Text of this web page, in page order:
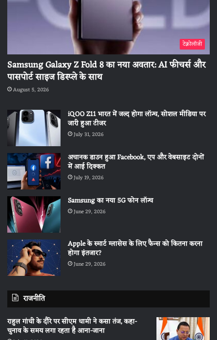
टेक्नोलॉजी
Samsung Galaxy Z Fold 8 का नया अवतार: AI फीचर्स और
पासपोर्ट साइज डिस्प्ले के साथ
August 5, 2026
iQOO Z11 भारत में जल्द होगा लॉन्च, सोशल मीडिया पर
जारी हुआ टीजर
July 31, 2026
अचानक डाउन हुआ Facebook, एप और वेबसाइट दोनों
में आई दिक्कत
July 19, 2026
Samsung का नया 5G फोन लॉन्च
June 29, 2026
Apple के स्मार्ट ग्लासेस के लिए फैन्स को कितना करना
होगा इंतजार?
June 29, 2026
राजनीति
राहुल गांधी के दौरे पर सीएम धामी ने कसा तंज, कहा-
चुनाव के समय लगा रहता है आना-जाना